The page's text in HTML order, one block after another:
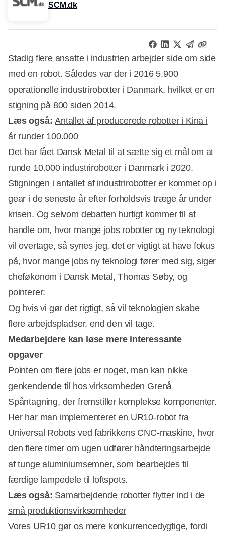
SCM.dk
Stadig flere ansatte i industrien arbejder side om side
med en robot. Således var der i 2016 5.900
operationelle industrirobotter i Danmark, hvilket er en
stigning på 800 siden 2014.
Læs også: Antallet af producerede robotter i Kina i
år runder 100.000
Det har fået Dansk Metal til at sætte sig et mål om at
runde 10.000 industrirobotter i Danmark i 2020.
Stigningen i antallet af industrirobotter er kommet op i
gear i de seneste år efter forholdsvis træge år under
krisen. Og selvom debatten hurtigt kommer til at
handle om, hvor mange jobs robotter og ny teknologi
vil overtage, så synes jeg, det er vigtigt at have fokus
på, hvor mange jobs ny teknologi fører med sig, siger
cheføkonom i Dansk Metal, Thomas Søby, og
pointerer:
Og hvis vi gør det rigtigt, så vil teknologien skabe
flere arbejdspladser, end den vil tage.
Medarbejdere kan løse mere interessante
opgaver
Pointen om flere jobs er noget, man kan nikke
genkendende til hos virksomheden Grenå
Spåntagning, der fremstiller komplekse komponenter.
Her har man implementeret en UR10-robot fra
Universal Robots ved fabrikkens CNC-maskine, hvor
den flere timer om ugen udfører håndteringsarbejde
af tunge aluminiumsemner, som bearbejdes til
færdige lampedele til loftspots.
Læs også: Samarbejdende robotter flytter ind i de
små produktionsvirksomheder
Vores UR10 gør os mere konkurrencedygtige, fordi